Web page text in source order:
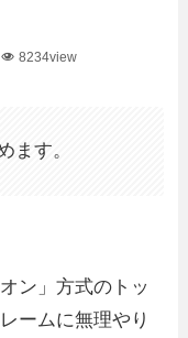
8234view
ます。
ン」方式のトッ
ームに無理やり